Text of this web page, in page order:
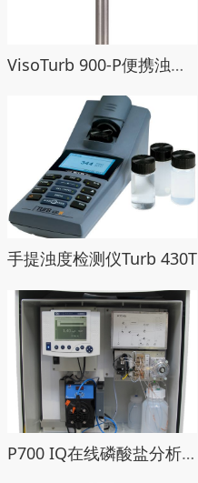
VisoTurb 900-P便携浊度探头
手提浊度检测仪Turb 430T
P700 IQ在线磷酸盐分析仪